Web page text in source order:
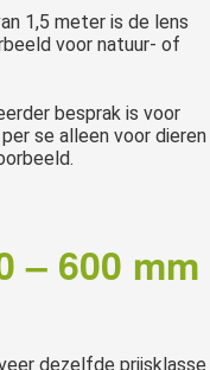
1,5 meter is de lens
voor natuur- of
besprak is voor
se alleen voor dieren
– 600 mm
dezelfde prijsklasse